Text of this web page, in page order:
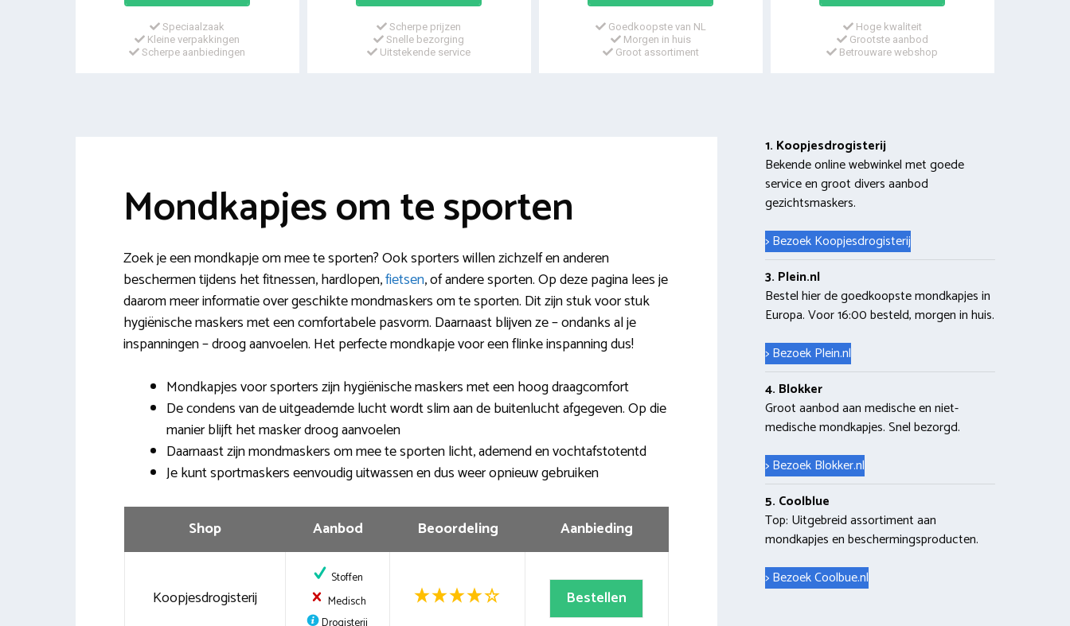
Speciaalzaak
Kleine verpakkingen
Scherpe aanbiedingen
Scherpe prijzen
Snelle bezorging
Uitstekende service
Goedkoopste van NL
Morgen in huis
Groot assortiment
Hoge kwaliteit
Grootste aanbod
Betrouware webshop
Mondkapjes om te sporten
Zoek je een mondkapje om mee te sporten? Ook sporters willen zichzelf en anderen
beschermen tijdens het fitnessen, hardlopen,fietsen, of andere sporten. Op deze pagina lees je
daarom meer informatie over geschikte mondmaskers om te sporten. Dit zijn stuk voor stuk
hygiënische maskers met een comfortabele pasvorm. Daarnaast blijven ze – ondanks al je
inspanningen – droog aanvoelen. Het perfecte mondkapje voor een flinke inspanning dus!
Mondkapjes voor sporters zijn hygiënische maskers met een hoog draagcomfort
De condens van de uitgeademde lucht wordt slim aan de buitenlucht afgegeven. Op die
manier blijft het masker droog aanvoelen
Daarnaast zijn mondmaskers om mee te sporten licht, ademend en vochtafstotentd
Je kunt sportmaskers eenvoudig uitwassen en dus weer opnieuw gebruiken
Shop Aanbod Beoordeling Aanbieding
Koopjesdrogisterij
Stoffen
Medisch
Bestellen
1. Koopjesdrogisterij
Bekende online webwinkel met goede
service en groot divers aanbod
gezichtsmaskers.
> Bezoek Koopjesdrogisterij
3. Plein.nl
Bestel hier de goedkoopste mondkapjes in
Europa. Voor 16:00 besteld, morgen in huis.
> Bezoek Plein.nl
4. Blokker
Groot aanbod aan medische en niet-
medische mondkapjes. Snel bezorgd.
> Bezoek Blokker.nl
5. Coolblue
Top: Uitgebreid assortiment aan
mondkapjes en beschermingsproducten.
> Bezoek Coolbue.nl